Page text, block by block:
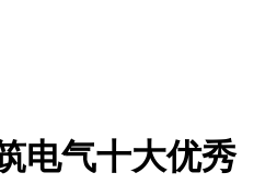
电气十大优秀